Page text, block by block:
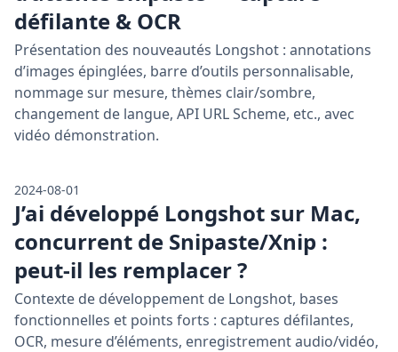
défilante & OCR
Présentation des nouveautés Longshot : annotations
d’images épinglées, barre d’outils personnalisable,
nommage sur mesure, thèmes clair/sombre,
changement de langue, API URL Scheme, etc., avec
vidéo démonstration.
2024-08-01
J’ai développé Longshot sur Mac,
concurrent de Snipaste/Xnip :
peut-il les remplacer ?
Contexte de développement de Longshot, bases
fonctionnelles et points forts : captures défilantes,
OCR, mesure d’éléments, enregistrement audio/vidéo,